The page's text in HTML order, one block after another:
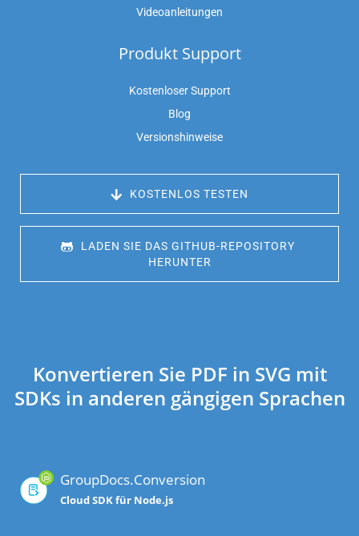
Videoanleitungen
Produkt Support
Kostenloser Support
Blog
Versionshinweise
KOSTENLOS TESTEN
LADEN SIE DAS GITHUB-REPOSITORY
HERUNTER
Konvertieren Sie PDF in SVG mit
SDKs in anderen gängigen Sprachen
GroupDocs.Conversion
Cloud SDK für Node.js